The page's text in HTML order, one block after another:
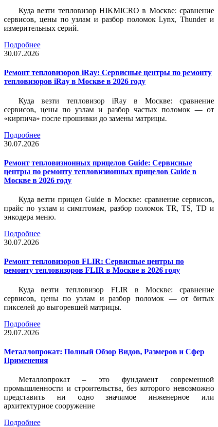
Куда везти тепловизор HIKMICRO в Москве: сравнение
сервисов, цены по узлам и разбор поломок Lynx, Thunder и
измерительных серий.
Подробнее
30.07.2026
Ремонт тепловизоров iRay: Сервисные центры по ремонту
тепловизоров iRay в Москве в 2026 году
Куда везти тепловизор iRay в Москве: сравнение
сервисов, цены по узлам и разбор частых поломок — от
«кирпича» после прошивки до замены матрицы.
Подробнее
30.07.2026
Ремонт тепловизионных прицелов Guide: Сервисные
центры по ремонту тепловизионных прицелов Guide в
Москве в 2026 году
Куда везти прицел Guide в Москве: сравнение сервисов,
прайс по узлам и симптомам, разбор поломок TR, TS, TD и
энкодера меню.
Подробнее
30.07.2026
Ремонт тепловизоров FLIR: Сервисные центры по
ремонту тепловизоров FLIR в Москве в 2026 году
Куда везти тепловизор FLIR в Москве: сравнение
сервисов, цены по узлам и разбор поломок — от битых
пикселей до выгоревшей матрицы.
Подробнее
29.07.2026
Металлопрокат: Полный Обзор Видов, Размеров и Сфер
Применения
Металлопрокат – это фундамент современной
промышленности и строительства, без которого невозможно
представить ни одно значимое инженерное или
архитектурное сооружение
Подробнее